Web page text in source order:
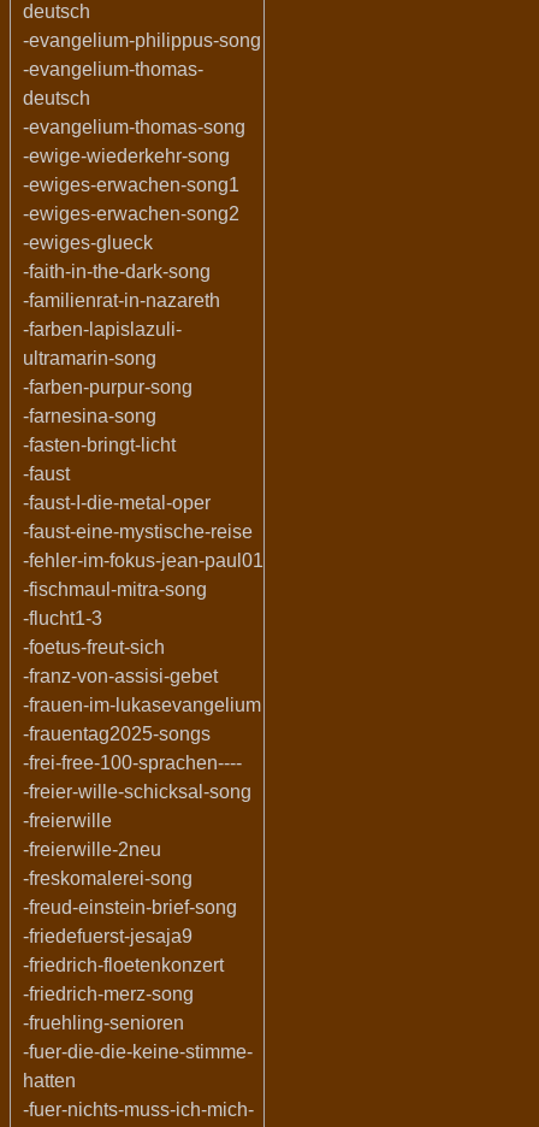
deutsch
-evangelium-philippus-song
-evangelium-thomas-
deutsch
-evangelium-thomas-song
-ewige-wiederkehr-song
-ewiges-erwachen-song1
-ewiges-erwachen-song2
-ewiges-glueck
-faith-in-the-dark-song
-familienrat-in-nazareth
-farben-lapislazuli-
ultramarin-song
-farben-purpur-song
-farnesina-song
-fasten-bringt-licht
-faust
-faust-I-die-metal-oper
-faust-eine-mystische-reise
-fehler-im-fokus-jean-paul01
-fischmaul-mitra-song
-flucht1-3
-foetus-freut-sich
-franz-von-assisi-gebet
-frauen-im-lukasevangelium
-frauentag2025-songs
-frei-free-100-sprachen----
-freier-wille-schicksal-song
-freierwille
-freierwille-2neu
-freskomalerei-song
-freud-einstein-brief-song
-friedefuerst-jesaja9
-friedrich-floetenkonzert
-friedrich-merz-song
-fruehling-senioren
-fuer-die-die-keine-stimme-
hatten
-fuer-nichts-muss-ich-mich-